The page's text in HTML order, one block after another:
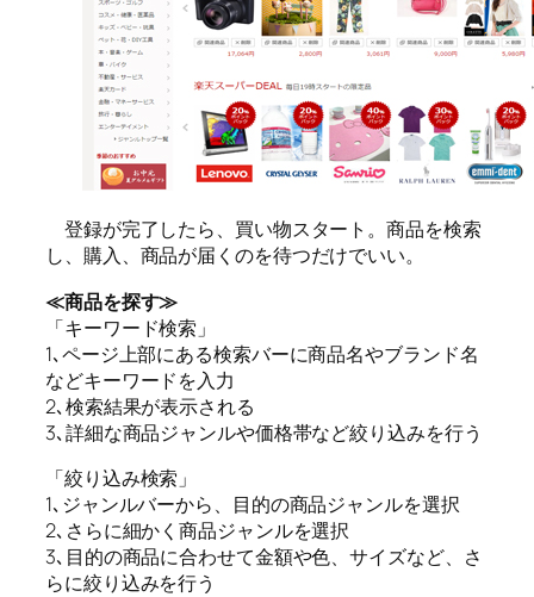
登録が完了したら、買い物スタート。商品を検索
し、購入、商品が届くのを待つだけでいい。
≪商品を探す≫
「キーワード検索」
1､ページ上部にある検索バーに商品名やブランド名
などキーワードを入力
2､検索結果が表示される
3､詳細な商品ジャンルや価格帯など絞り込みを行う
「絞り込み検索」
1､ジャンルバーから、目的の商品ジャンルを選択
2､さらに細かく商品ジャンルを選択
3､目的の商品に合わせて金額や色、サイズなど、さ
らに絞り込みを行う